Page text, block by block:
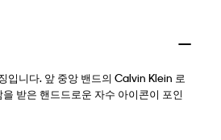
입니다. 앞 중앙 밴드의 Calvin Klein 로
받은 핸드드로운 자수 아이콘이 포인